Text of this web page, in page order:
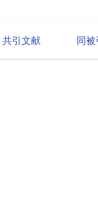
共引文献 同